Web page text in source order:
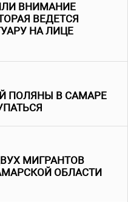
ВНИМАНИЕ
ВЕДЕТСЯ
НА ЛИЦЕ
ПОЛЯНЫ В САМАРЕ
МИГРАНТОВ
ОБЛАСТИ